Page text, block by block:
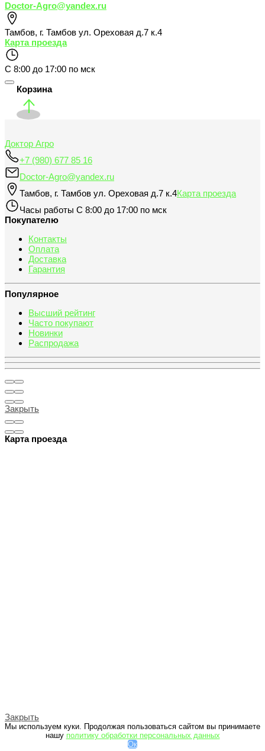
Doctor-Agro@yandex.ru
Тамбов, г. Тамбов ул. Ореховая д.7 к.4
Карта проезда
С 8:00 до 17:00 по мск
Корзина
Доктор Агро
+7 (980) 677 85 16
Doctor-Agro@yandex.ru
Тамбов, г. Тамбов ул. Ореховая д.7 к.4Карта проезда
Часы работы С 8:00 до 17:00 по мск
Покупателю
Контакты
Оплата
Доставка
Гарантия
Популярное
Высший рейтинг
Часто покупают
Новинки
Распродажа
Закрыть
Карта проезда
Закрыть
Мы используем куки. Продолжая пользоваться сайтом вы принимаете
нашу политику обработки персональных данных
Ок